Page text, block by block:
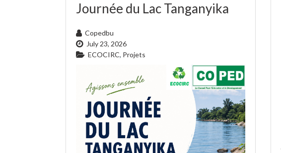
Journée du Lac Tanganyika
Copedbu
July 23, 2026
ECOCIRC, Projets